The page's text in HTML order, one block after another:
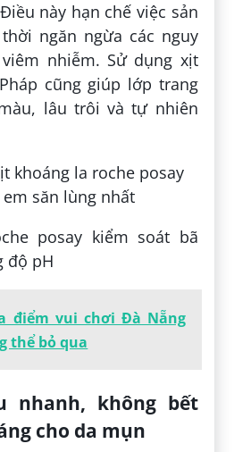
này hạn chế việc sản
ngăn ngừa các nguy
nhiễm. Sử dụng xịt
cũng giúp lớp trang
lâu trôi và tự nhiên
posay kiểm soát bã
độ pH
điểm vui chơi Đà Nẵng
thể bỏ qua
nhanh, không bết
cho da mụn